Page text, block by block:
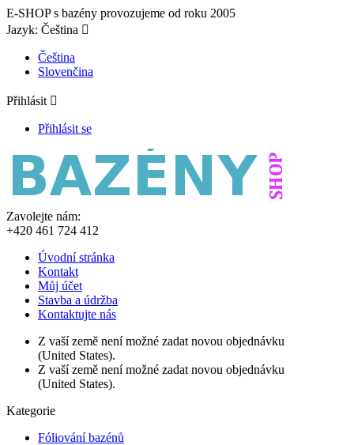
E-SHOP s bazény provozujeme od roku 2005
Jazyk: Čeština 
Čeština
Slovenčina
Přihlásit 
Přihlásit se
Zavolejte nám:
+420 461 724 412
Úvodní stránka
Kontakt
Můj účet
Stavba a údržba
Kontaktujte nás
Z vaší země není možné zadat novou objednávku
(United States).
Z vaší země není možné zadat novou objednávku
(United States).
Kategorie
Fóliování bazénů